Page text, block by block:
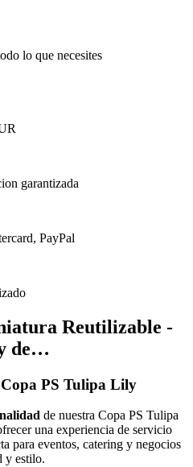
lo que necesites
garantizada
PayPal
Reutilizable -
de…
PS Tulipa Lily
de nuestra Copa PS Tulipa
una experiencia de servicio
para eventos, catering y negocios
y estilo.